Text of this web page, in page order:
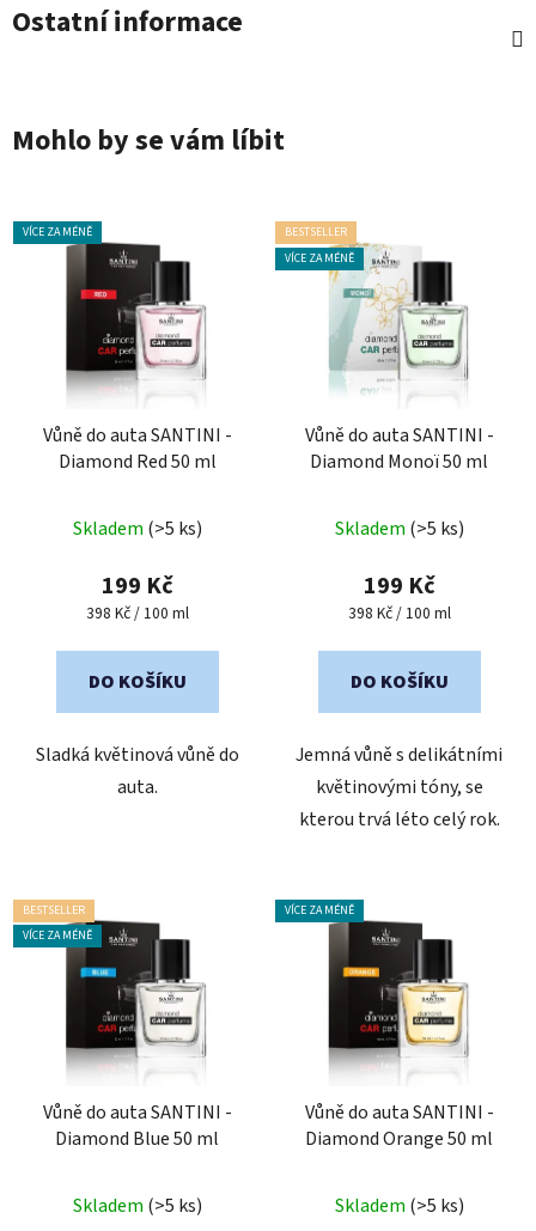
Ostatní informace
Mohlo by se vám líbit
VÍCE ZA MÉNĚ
Vůně do auta SANTINI -
Diamond Red 50 ml
hodnocení
produktu
je
z
Skladem (>5 ks)
199 Kč
Měrná
398 Kč / 100 ml
DO KOŠÍKU
Sladká květinová vůně do
auta.
BESTSELLER
VÍCE ZA MÉNĚ
Vůně do auta SANTINI -
Diamond Monoï 50 ml
hodnocení
produktu
je
z
Skladem (>5 ks)
199 Kč
Měrná
398 Kč / 100 ml
DO KOŠÍKU
Jemná vůně s delikátními
květinovými tóny, se
kterou trvá léto celý rok.
BESTSELLER
VÍCE ZA MÉNĚ
Vůně do auta SANTINI -
Diamond Blue 50 ml
hodnocení
Skladem (>5 ks)
VÍCE ZA MÉNĚ
Vůně do auta SANTINI -
Diamond Orange 50 ml
hodnocení
Skladem (>5 ks)